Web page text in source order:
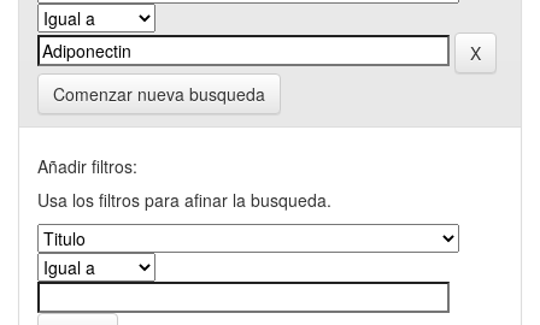
Comenzar nueva busqueda
Añadir filtros:
Usa los filtros para afinar la busqueda.